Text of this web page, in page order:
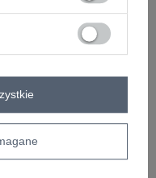
pytanie